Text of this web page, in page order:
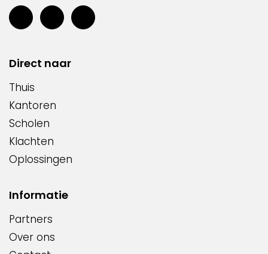
Direct naar
Thuis
Kantoren
Scholen
Klachten
Oplossingen
Informatie
Partners
Over ons